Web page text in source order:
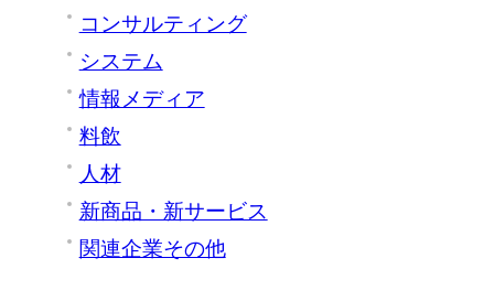
コンサルティング
システム
情報メディア
料飲
人材
新商品・新サービス
関連企業その他